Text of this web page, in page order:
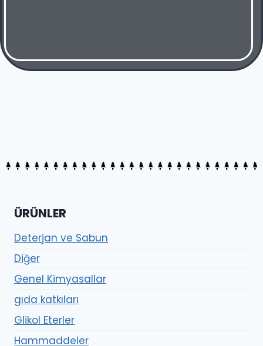
ÜRÜNLER
Deterjan ve Sabun
Diğer
Genel Kimyasallar
gıda katkıları
Glikol Eterler
Hammaddeler